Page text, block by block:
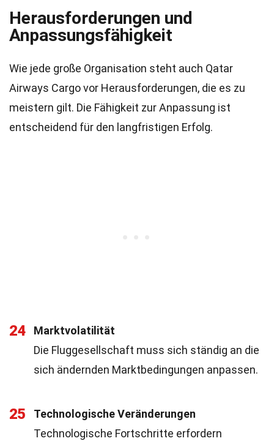
Herausforderungen und
Anpassungsfähigkeit
Wie jede große Organisation steht auch Qatar
Airways Cargo vor Herausforderungen, die es zu
meistern gilt. Die Fähigkeit zur Anpassung ist
entscheidend für den langfristigen Erfolg.
24
Marktvolatilität
Die Fluggesellschaft muss sich ständig an die
sich ändernden Marktbedingungen anpassen.
25
Technologische Veränderungen
Technologische Fortschritte erfordern